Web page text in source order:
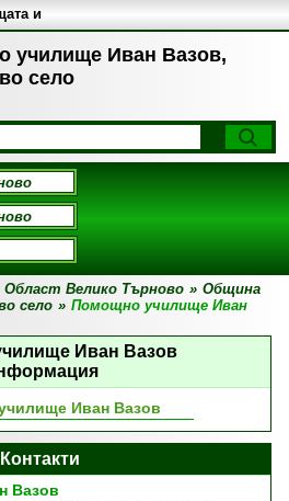
училище Иван Вазов,
село
и
Област Велико Търново » Община
село » Помощно училище Иван
Иван Вазов
Иван Вазов
Контакти
Вазов